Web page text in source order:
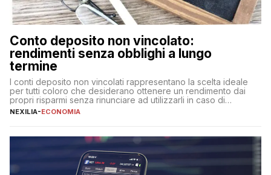
Conto deposito non vincolato:
rendimenti senza obblighi a lungo
termine
I conti deposito non vincolati rappresentano la scelta ideale
per tutti coloro che desiderano ottenere un rendimento dai
propri risparmi senza rinunciare ad utilizzarli in caso di
necessità. A differenza delle forme vincolate tradizionali,
flessibilità e rendimento. Come funzionano […]
NEXILIA-ECONOMIA